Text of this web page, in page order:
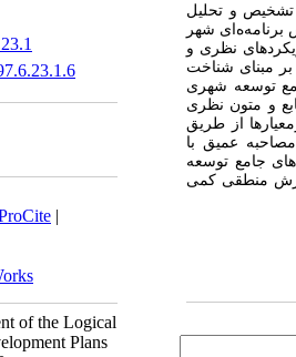
|
of the Logical
Plans
تشخیص و تحلیل
برنامه‌های شهر
نظری و
مبنای شناخت
توسعه شهری
و متون نظری
از طریق
عمیق با
جامع توسعه
منطقی کمی